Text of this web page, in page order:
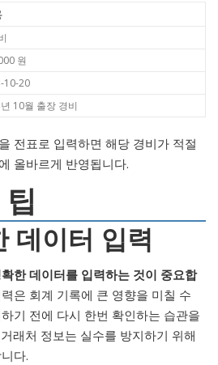
원
10-20
10월 출장 경비
전표로 입력하면 해당 경비가 적절
올바르게 반영됩니다.
데이터 입력
한 데이터를 입력하는 것이 중요합
은 회계 기록에 큰 영향을 미칠 수
기 전에 다시 한번 확인하는 습관을
래처 정보는 실수를 방지하기 위해
다.